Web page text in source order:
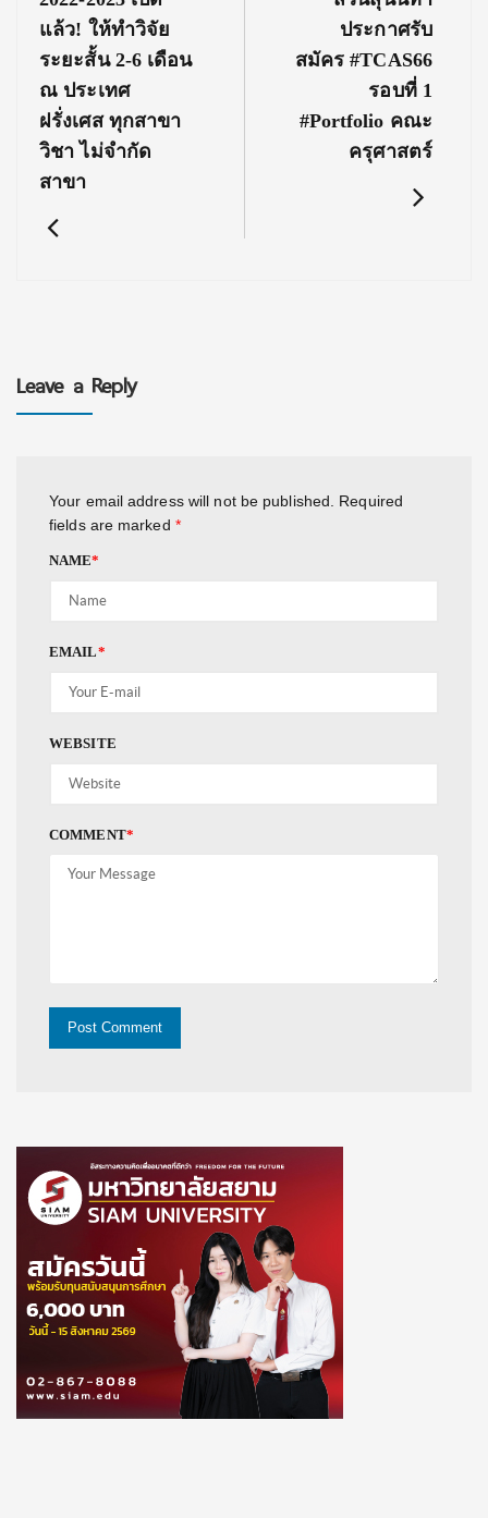
แล้ว! ให้ทำวิจัย
ระยะสั้น 2-6 เดือน
ณ ประเทศ
ฝรั่งเศส ทุกสาขา
วิชา ไม่จำกัด
สาขา
ประกาศรับ
สมัคร #TCAS66
รอบที่ 1
#portfolio คณะ
ครุศาสตร์
Leave a Reply
Your email address will not be published.
Required
fields are marked *
NAME*
EMAIL*
WEBSITE
COMMENT*